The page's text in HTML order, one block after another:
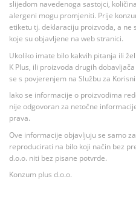
slijedom navedenoga sastojci,
alergeni mogu promjeniti. Prije
etiketu tj. deklaraciju proizvoda, a
koje su objavljene na web stranici.
Ukoliko imate bilo kakvih pitanja ili
K Plus, ili proizvoda drugih
se s povjerenjem na Službu za
Iako se informacije o proizvodima
nije odgovoran za netočne
prava.
Ove informacije objavljuju se samo
reproducirati na bilo koji način bez
d.o.o. niti bez pisane potvrde.
Konzum plus d.o.o.